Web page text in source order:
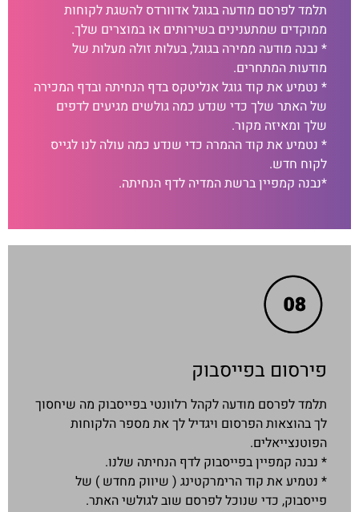
תלמד לפרסם מודעה בגוגל אדוורדס להשגת לקוחות
ממוקדים שמתענינים בשירותים או במוצרים שלך.
* נבנה מודעה ממירה בגוגל, בעלות זולה מעלות של
מודעות המתחרים.
* נטמיע את קוד גוגל אנליטקס בדף הנחיתה ובדף המכירה
של האתר שלך כדי שנדע כמה גולשים מגיעים לדפים
שלך ומאיזה מקור.
* נטמיע את קוד ההמרה כדי שנדע כמה עולה לנו לגייס
לקוח חדש.
*נבנה קמפיין ברשת המדיה לדף הנחיתה.
פירסום בפייסבוק
תלמד לפרסם מודעה לקהל רלוונטי בפייסבוק מה שיחסוך
לך בהוצאות הפרסום ויגדיל לך את מספר הלקוחות
הפוטנצייאלים.
* נבנה קמפיין בפייסבוק לדף הנחיתה שלנו.
* נטמיע את קוד הרימרקטינג ( שיווק מחדש ) של
פייסבוק, כדי שנוכל לפרסם שוב לגולשי האתר.